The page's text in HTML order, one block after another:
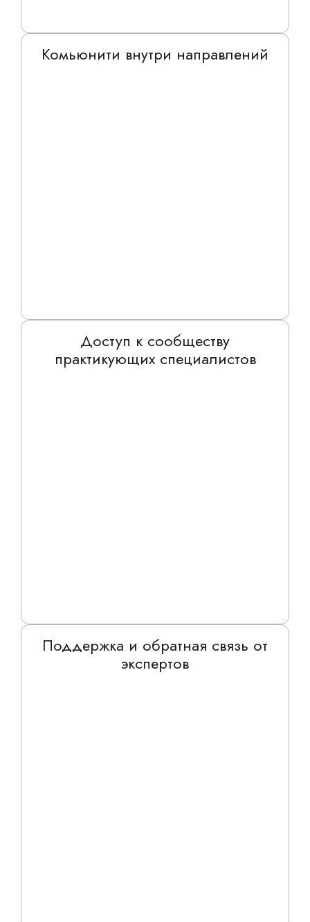
Комьюнити внутри направлений
Доступ к сообществу
практикующих специалистов
Поддержка и обратная связь от
экспертов